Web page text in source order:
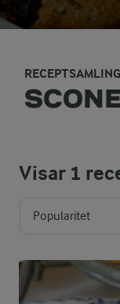
RECEPTSAMLING
Visar1
Popularitet